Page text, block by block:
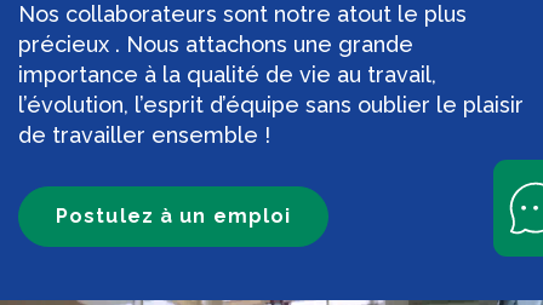
Nos collaborateurs sont notre atout le plus
précieux . Nous attachons une grande
importance à la qualité de vie au travail,
l’évolution, l’esprit d’équipe sans oublier le plaisir
de travailler ensemble !
Postulez à un emploi